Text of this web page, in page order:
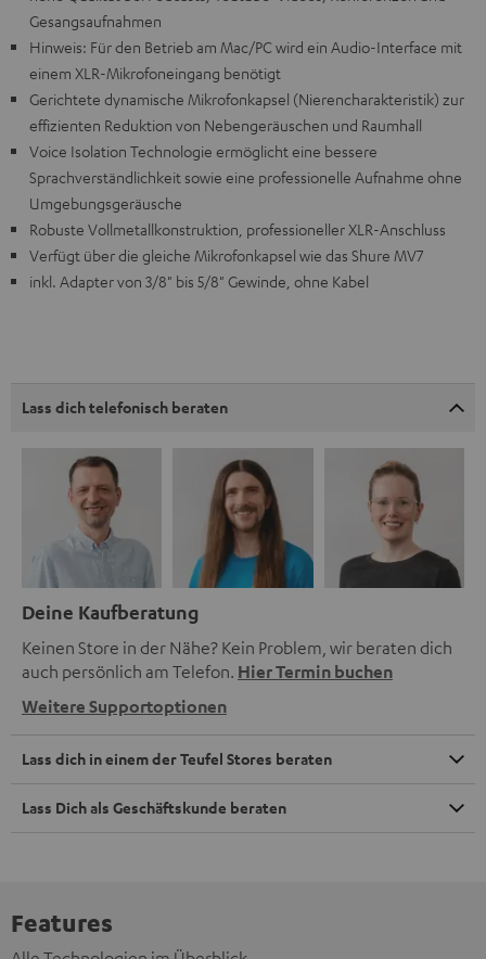
Gesangsaufnahmen
Hinweis: Für den Betrieb am Mac/PC wird ein Audio-Interface mit
einem XLR-Mikrofoneingang benötigt
Gerichtete dynamische Mikrofonkapsel (Nierencharakteristik) zur
effizienten Reduktion von Nebengeräuschen und Raumhall
Voice Isolation Technologie ermöglicht eine bessere
Sprachverständlichkeit sowie eine professionelle Aufnahme ohne
Umgebungsgeräusche
Robuste Vollmetallkonstruktion, professioneller XLR-Anschluss
Verfügt über die gleiche Mikrofonkapsel wie das Shure MV7
inkl. Adapter von 3/8" bis 5/8" Gewinde, ohne Kabel
Lass dich telefonisch beraten
Deine Kaufberatung
Keinen Store in der Nähe? Kein Problem, wir beraten dich
auch persönlich am Telefon. Hier Termin buchen
Weitere Supportoptionen
Lass dich in einem der Teufel Stores beraten
Lass Dich als Geschäftskunde beraten
Features